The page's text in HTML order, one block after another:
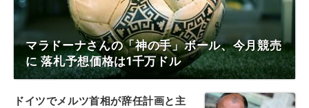
マラドーナさんの「神の手」ボール、今月競売
に 落札予想価格は1千万ドル
ドイツでメルツ首相が辞任計画と主